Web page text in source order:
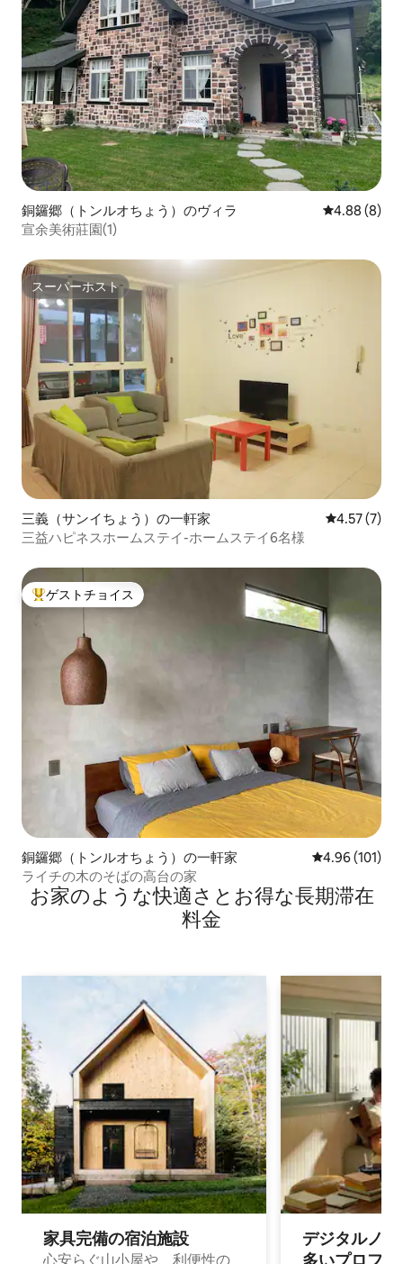
銅鑼郷（トンルオちょう）のヴィラ レビュー8件
4.88 (8)
宣余美術莊園(1)
スーパーホスト
スーパーホスト
三義（サンイちょう）の一軒家 レビュー7
4.57 (7)
三益ハピネスホームステイ-ホームステイ6名様
大好評のゲストチョイスです。
ゲストチョイス
銅鑼郷（トンルオちょう）の一軒家 レビュー101
4.96 (101)
ライチの木のそばの高台の家
お家のような快⁠適⁠さ⁠とお⁠得⁠な長⁠期⁠滞⁠在
料⁠金
家具完備の宿⁠泊⁠施⁠設
心安らぐ山小屋や、利便性の
デジタルノ